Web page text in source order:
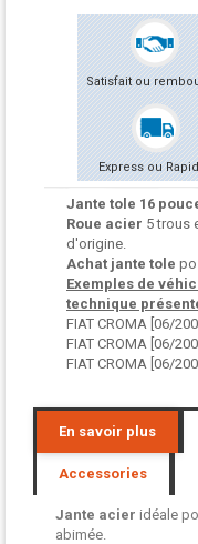
Satisfait ou
Express ou
Jante tole 16
Roue acier 5 trous
d'origine.
Achat jante tole
Exemples de
technique
FIAT CROMA [06/
FIAT CROMA [06/
FIAT CROMA [06/
En savoir plus
Accessories
Jante acier idéale
abimée.